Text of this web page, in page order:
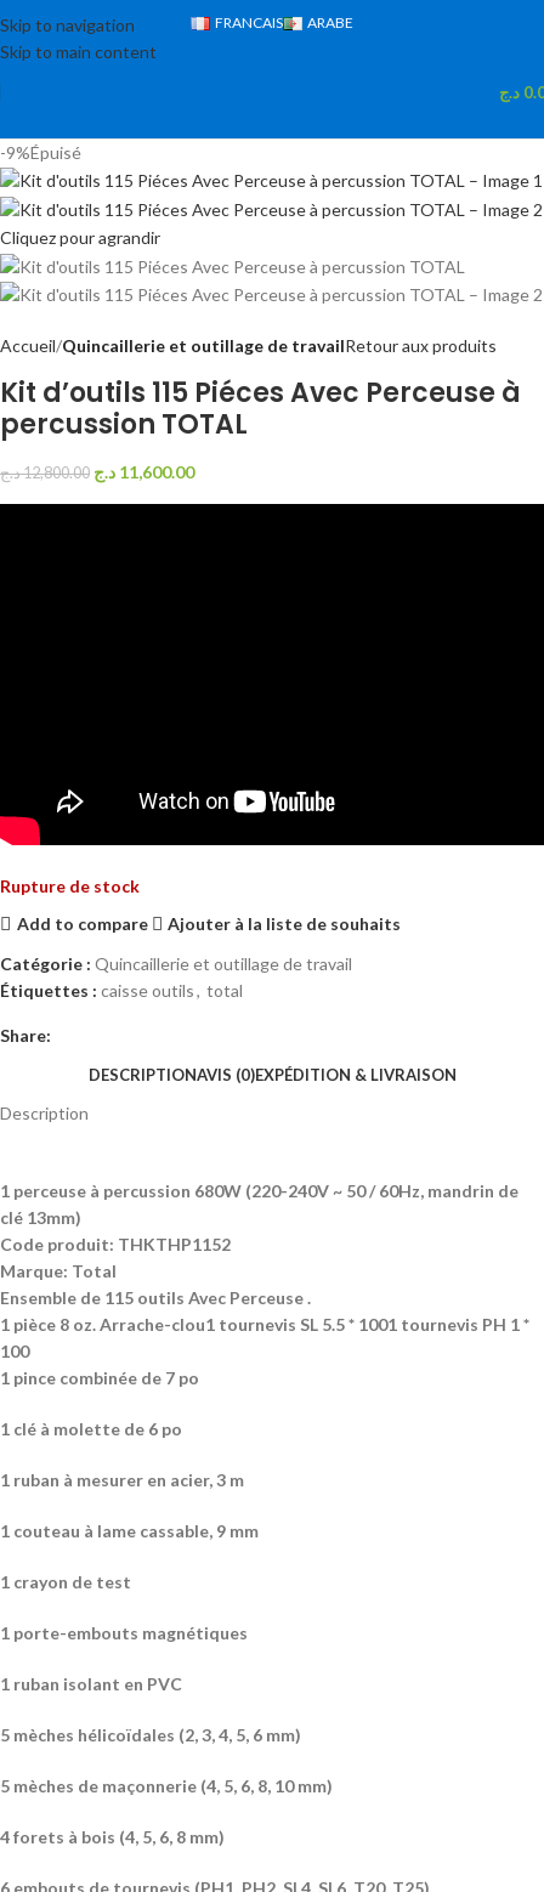
Skip to navigation
Skip to main content
FRANCAIS ARABE
د.ج
-9%Épuisé
Cliquez pour agrandir
Accueil Quincaillerie et outillage de travailRetour aux produits
Kit d’outils 115 Piéces Avec Perceuse à
percussion TOTAL
12,800.00د.ج 11,600.00 د.ج
Rupture de stock
Add to compare
Ajouter à la liste de souhaits
Catégorie : Quincaillerie et outillage de travail
Étiquettes : caisse outils, total
Share:
DESCRIPTIONAVIS (0)EXPÉDITION & LIVRAISON
Description
1 perceuse à percussion 680W (220-240V ~ 50 / 60Hz, mandrin de
clé 13mm)
Code produit: THKTHP1152
Marque: Total
Ensemble de 115 outils Avec Perceuse .
1 pièce 8 oz. Arrache-clou1 tournevis SL 5.5 * 1001 tournevis PH 1 *
100
1 pince combinée de 7 po
1 clé à molette de 6 po
1 ruban à mesurer en acier, 3 m
1 couteau à lame cassable, 9 mm
1 crayon de test
1 porte-embouts magnétiques
1 ruban isolant en PVC
5 mèches hélicoïdales (2, 3, 4, 5, 6 mm)
5 mèches de maçonnerie (4, 5, 6, 8, 10 mm)
4 forets à bois (4, 5, 6, 8 mm)